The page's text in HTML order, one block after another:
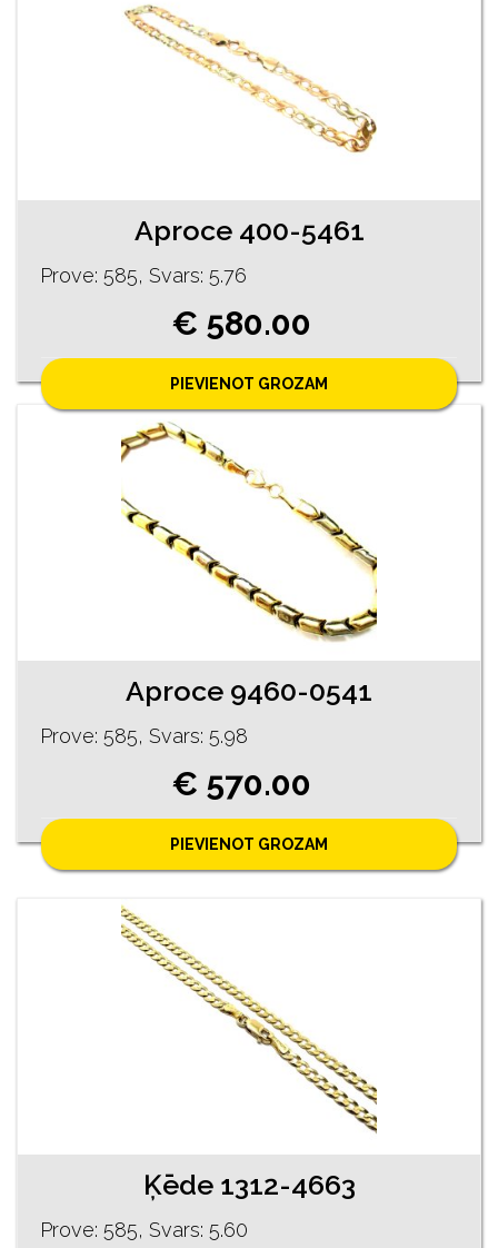
Aproce 400-5461
Prove: 585, Svars: 5.76
€ 580.00
PIEVIENOT GROZAM
Aproce 9460-0541
Prove: 585, Svars: 5.98
€ 570.00
PIEVIENOT GROZAM
Ķēde 1312-4663
Prove: 585, Svars: 5.60